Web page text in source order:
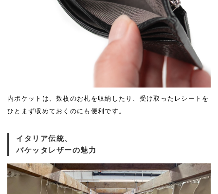
内ポケットは、数枚のお札を収納したり、受け取ったレシートを
ひとまず収めておくのにも便利です。
イタリア伝統、
バケッタレザーの魅力